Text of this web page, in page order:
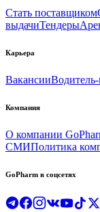
Стать поставщиком
выдачиТендеры
Карьера
ВакансииВодитель-
Компания
О компании
СМИПолитика
GoPharm в соцсетях